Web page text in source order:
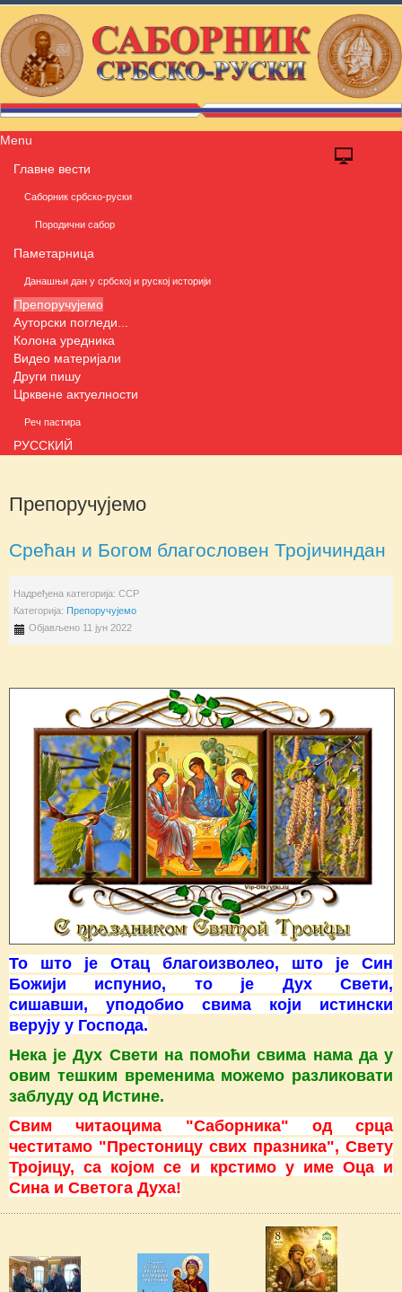
Menu
Главне вести
Саборник србско-руски
Породични сабор
Паметарница
Данашњи дан у србској и руској историји
Препоручујемо
Ауторски погледи...
Колона уредника
Видео материјали
Други пишу
Црквене актуелности
Реч пастира
РУССКИЙ
Препоручујемо
Срећан и Богом благословен Тројичиндан
Надређена категорија: ССР
Категорија: Препоручујемо
Објављено 11 јун 2022
То што је Отац благоизволео, што је Син
Божији испунио, то је Дух Свети,
сишавши, уподобио свима који истински
верују у Господа.
Нека је Дух Свети на помоћи свима нама да у
овим тешким временима можемо разликовати
заблуду од Истине.
Свим читаоцима "Саборника" од срца
честитамо "Престоницу свих празника", Свету
Тројицу, са којом се и крстимо у име Оца и
Сина и Светога Духа!